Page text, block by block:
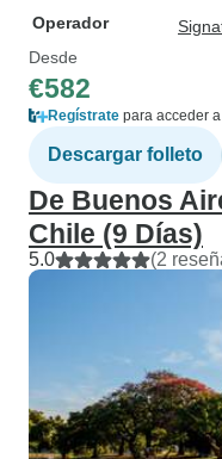
Operador
Desde
€582
Regístrate para acceder
Descargar folleto
De Buenos
Chile (9 Días)
5.0 (2